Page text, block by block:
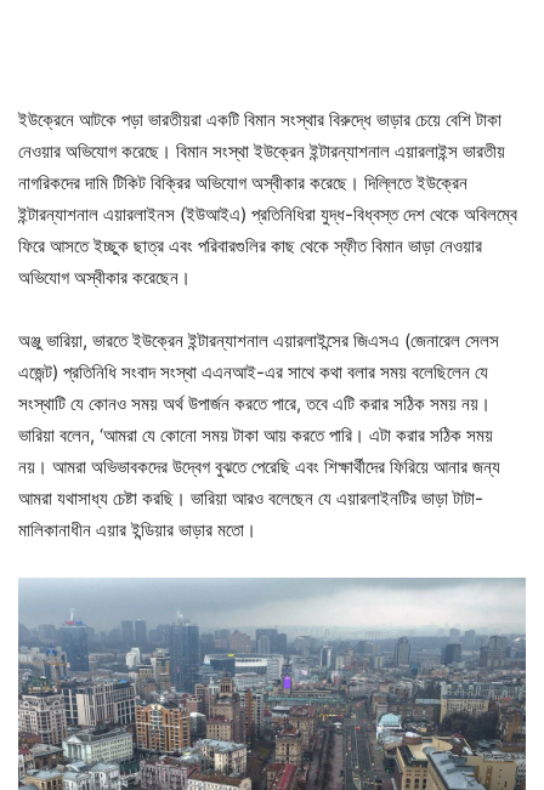
ইউক্রেনে আটকে পড়া ভারতীয়রা একটি বিমান সংস্থার বিরুদ্ধে ভাড়ার চেয়ে বেশি টাকা
নেওয়ার অভিযোগ করেছে। বিমান সংস্থা ইউক্রেন ইন্টারন্যাশনাল এয়ারলাইন্স ভারতীয়
নাগরিকদের দামি টিকিট বিক্রির অভিযোগ অস্বীকার করেছে। দিল্লিতে ইউক্রেন
ইন্টারন্যাশনাল এয়ারলাইনস (ইউআইএ) প্রতিনিধিরা যুদ্ধ-বিধ্বস্ত দেশ থেকে অবিলম্বে
ফিরে আসতে ইচ্ছুক ছাত্র এবং পরিবারগুলির কাছ থেকে স্ফীত বিমান ভাড়া নেওয়ার
অভিযোগ অস্বীকার করেছেন।
অঞ্জু ভারিয়া, ভারতে ইউক্রেন ইন্টারন্যাশনাল এয়ারলাইন্সের জিএসএ (জেনারেল সেলস
এজেন্ট) প্রতিনিধি সংবাদ সংস্থা এএনআই-এর সাথে কথা বলার সময় বলেছিলেন যে
সংস্থাটি যে কোনও সময় অর্থ উপার্জন করতে পারে, তবে এটি করার সঠিক সময় নয়।
ভারিয়া বলেন, ‘আমরা যে কোনো সময় টাকা আয় করতে পারি। এটা করার সঠিক সময়
নয়। আমরা অভিভাবকদের উদ্বেগ বুঝতে পেরেছি এবং শিক্ষার্থীদের ফিরিয়ে আনার জন্য
আমরা যথাসাধ্য চেষ্টা করছি। ভারিয়া আরও বলেছেন যে এয়ারলাইনটির ভাড়া টাটা-
মালিকানাধীন এয়ার ইন্ডিয়ার ভাড়ার মতো।